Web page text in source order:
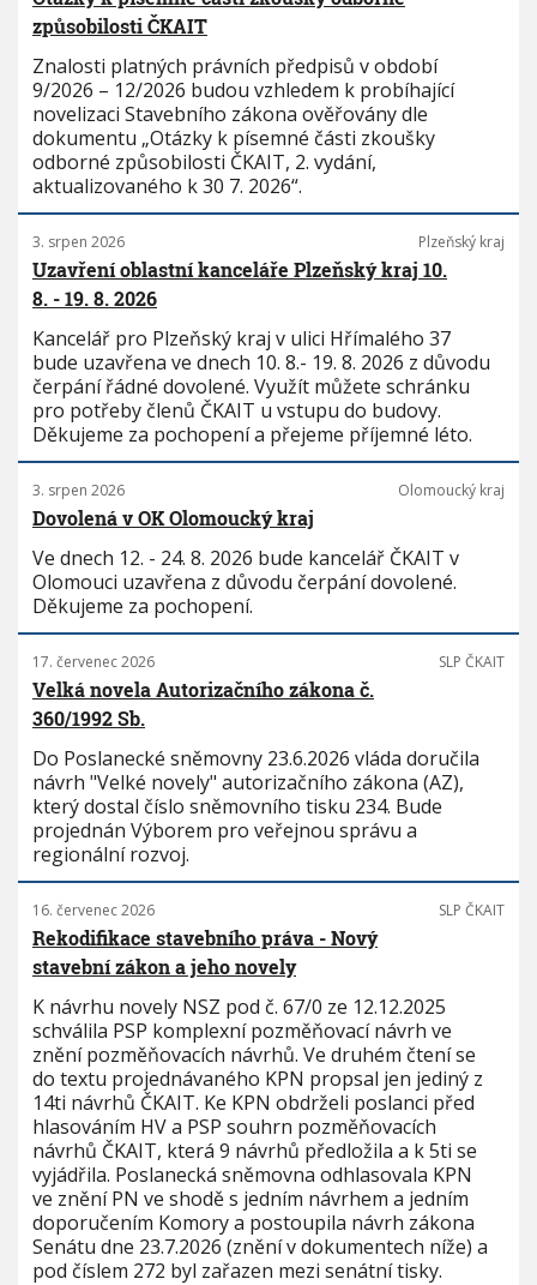
způsobilosti ČKAIT
Znalosti platných právních předpisů v období
9/2026 – 12/2026 budou vzhledem k probíhající
novelizaci Stavebního zákona ověřovány dle
dokumentu „Otázky k písemné části zkoušky
odborné způsobilosti ČKAIT, 2. vydání,
aktualizovaného k 30 7. 2026“.
3. srpen 2026 Plzeňský kraj
Uzavření oblastní kanceláře Plzeňský kraj 10.
8. - 19. 8. 2026
Kancelář pro Plzeňský kraj v ulici Hřímalého 37
bude uzavřena ve dnech 10. 8.- 19. 8. 2026 z důvodu
čerpání řádné dovolené. Využít můžete schránku
pro potřeby členů ČKAIT u vstupu do budovy.
Děkujeme za pochopení a přejeme příjemné léto.
3. srpen 2026 Olomoucký kraj
Dovolená v OK Olomoucký kraj
Ve dnech 12. - 24. 8. 2026 bude kancelář ČKAIT v
Olomouci uzavřena z důvodu čerpání dovolené.
Děkujeme za pochopení.
17. červenec 2026 SLP ČKAIT
Velká novela Autorizačního zákona č.
360/1992 Sb.
Do Poslanecké sněmovny 23.6.2026 vláda doručila
návrh "Velké novely" autorizačního zákona (AZ),
který dostal číslo sněmovního tisku 234. Bude
projednán Výborem pro veřejnou správu a
regionální rozvoj.
16. červenec 2026 SLP ČKAIT
Rekodifikace stavebního práva - Nový
stavební zákon a jeho novely
K návrhu novely NSZ pod č. 67/0 ze 12.12.2025
schválila PSP komplexní pozměňovací návrh ve
znění pozměňovacích návrhů. Ve druhém čtení se
do textu projednávaného KPN propsal jen jediný z
14ti návrhů ČKAIT. Ke KPN obdrželi poslanci před
hlasováním HV a PSP souhrn pozměňovacích
návrhů ČKAIT, která 9 návrhů předložila a k 5ti se
vyjádřila. Poslanecká sněmovna odhlasovala KPN
ve znění PN ve shodě s jedním návrhem a jedním
doporučením Komory a postoupila návrh zákona
Senátu dne 23.7.2026 (znění v dokumentech níže) a
pod číslem 272 byl zařazen mezi senátní tisky.